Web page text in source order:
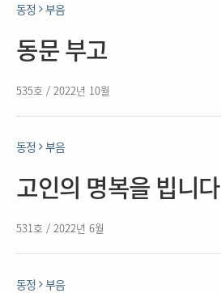
동정 부음
동문 부고
535호 / 2022년 10월
동정 부음
고인의 명복을 빕니다
531호 / 2022년 6월
동정 부음